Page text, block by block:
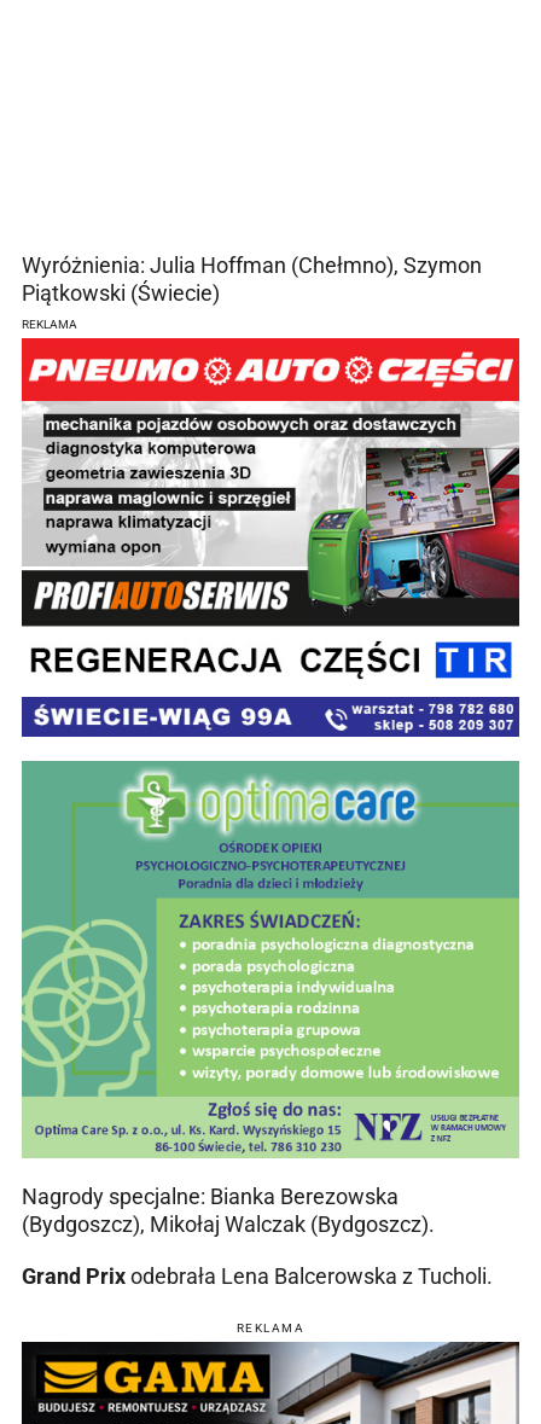
Wyróżnienia: Julia Hoffman (Chełmno), Szymon
Piątkowski (Świecie)
REKLAMA
Nagrody specjalne: Bianka Berezowska
(Bydgoszcz), Mikołaj Walczak (Bydgoszcz).
Grand Prixodebrała Lena Balcerowska z Tucholi.
REKLAMA